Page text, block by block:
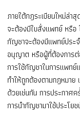
ภายใต้กฎระเบียนใหม่ล่
จะต้องมีใบสั่งแพทย์ หรือ
กัญชาจะต้องมีแพทย์ประ
อนุญาต หรือผู้ที่ต้องการ
การใช้กัญชาในการแพท
ทำให้ถูกต้องตามกฎหมาย
ด้วยเช่นกัน การประกาศค
การนำกัญชามาใช้ประโย